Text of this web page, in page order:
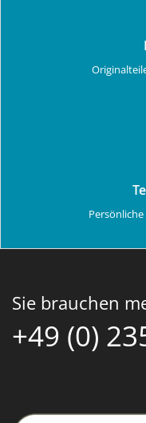
Sie brauchen
+49 (0)